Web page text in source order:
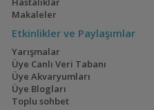
Makaleler
Etkinlikler ve Paylaşımlar
Yarışmalar
Üye Canlı Veri Tabanı
Üye Akvaryumları
Üye Blogları
Toplu sohbet